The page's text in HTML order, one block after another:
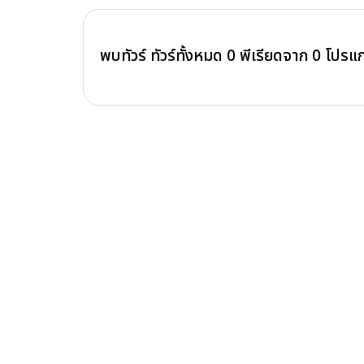
พบทัวร์ ทัวร์ทั้งหมด 0 พีเรียดจาก 0 โปรแ